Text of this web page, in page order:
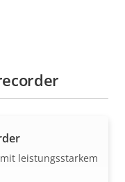
leistungsstarkem